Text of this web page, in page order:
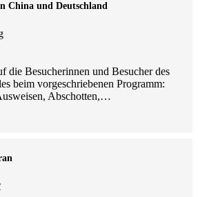
China und Deutschland
die Besucherinnen und Besucher des
beim vorgeschriebenen Programm:
Abschotten,…